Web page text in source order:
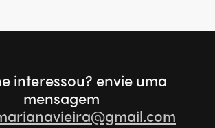
interessou? envie uma
mensagem